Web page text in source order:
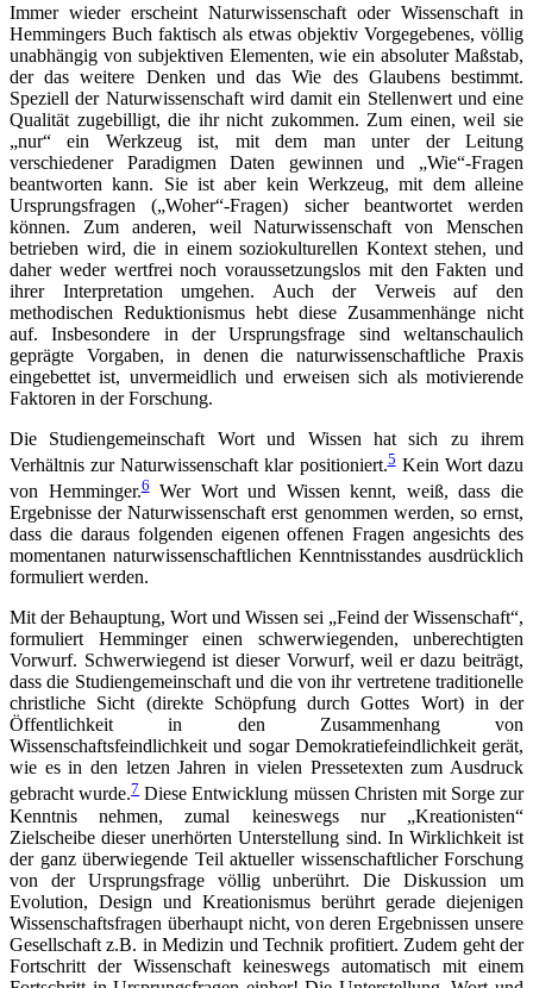
Immer wieder erscheint Naturwissenschaft oder Wissenschaft in
Hemmingers Buch faktisch als etwas objektiv Vorgegebenes, völlig
unabhängig von subjektiven Elementen, wie ein absoluter Maßstab,
der das weitere Denken und das Wie des Glaubens bestimmt.
Speziell der Naturwissenschaft wird damit ein Stellenwert und eine
Qualität zugebilligt, die ihr nicht zukommen. Zum einen, weil sie
„nur“ ein Werkzeug ist, mit dem man unter der Leitung
verschiedener Paradigmen Daten gewinnen und „Wie“-Fragen
beantworten kann. Sie ist aber kein Werkzeug, mit dem alleine
Ursprungsfragen („Woher“-Fragen) sicher beantwortet werden
können. Zum anderen, weil Naturwissenschaft von Menschen
betrieben wird, die in einem soziokulturellen Kontext stehen, und
daher weder wertfrei noch voraussetzungslos mit den Fakten und
ihrer Interpretation umgehen. Auch der Verweis auf den
methodischen Reduktionismus hebt diese Zusammenhänge nicht
auf. Insbesondere in der Ursprungsfrage sind weltanschaulich
geprägte Vorgaben, in denen die naturwissenschaftliche Praxis
eingebettet ist, unvermeidlich und erweisen sich als motivierende
Faktoren in der Forschung.
Die Studiengemeinschaft Wort und Wissen hat sich zu ihrem
Verhältnis zur Naturwissenschaft klar positioniert.5Kein Wort dazu
von Hemminger.6Wer Wort und Wissen kennt, weiß, dass die
Ergebnisse der Naturwissenschaft erst genommen werden, so ernst,
dass die daraus folgenden eigenen offenen Fragen angesichts des
momentanen naturwissenschaftlichen Kenntnisstandes ausdrücklich
formuliert werden.
Mit der Behauptung, Wort und Wissen sei „Feind der Wissenschaft“,
formuliert Hemminger einen schwerwiegenden, unberechtigten
Vorwurf. Schwerwiegend ist dieser Vorwurf, weil er dazu beiträgt,
dass die Studiengemeinschaft und die von ihr vertretene traditionelle
christliche Sicht (direkte Schöpfung durch Gottes Wort) in der
Öffentlichkeit in den Zusammenhang von
Wissenschaftsfeindlichkeit und sogar Demokratiefeindlichkeit gerät,
wie es in den letzen Jahren in vielen Pressetexten zum Ausdruck
gebracht wurde.7Diese Entwicklung müssen Christen mit Sorge zur
Kenntnis nehmen, zumal keineswegs nur „Kreationisten“
Zielscheibe dieser unerhörten Unterstellung sind. In Wirklichkeit ist
der ganz überwiegende Teil aktueller wissenschaftlicher Forschung
von der Ursprungsfrage völlig unberührt. Die Diskussion um
Evolution, Design und Kreationismus berührt gerade diejenigen
Wissenschaftsfragen überhaupt nicht, von deren Ergebnissen unsere
Gesellschaft z.B. in Medizin und Technik profitiert. Zudem geht der
Fortschritt der Wissenschaft keineswegs automatisch mit einem